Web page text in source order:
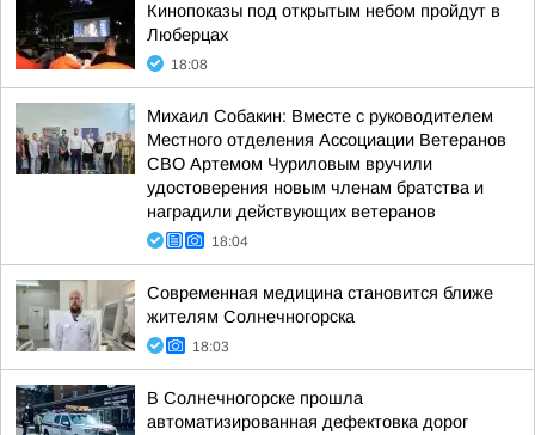
Кинопоказы под открытым небом пройдут в
Люберцах
18:08
Михаил Собакин: Вместе с руководителем
Местного отделения Ассоциации Ветеранов
СВО Артемом Чуриловым вручили
удостоверения новым членам братства и
наградили действующих ветеранов
18:04
Современная медицина становится ближе
жителям Солнечногорска
18:03
В Солнечногорске прошла
автоматизированная дефектовка дорог